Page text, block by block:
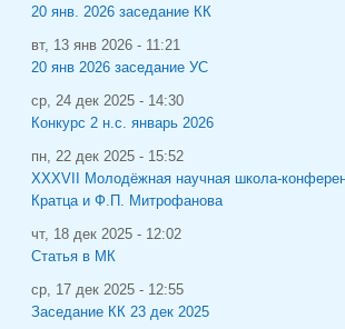
20 янв. 2026 заседание КК
вт, 13 янв 2026 - 11:21
20 янв 2026 заседание УС
ср, 24 дек 2025 - 14:30
Конкурс 2 н.с. январь 2026
пн, 22 дек 2025 - 15:52
XXXVII Молодёжная научная школа-
Кратца и Ф.П. Митрофанова
чт, 18 дек 2025 - 12:02
Статья в МК
ср, 17 дек 2025 - 12:55
Заседание КК 23 дек 2025